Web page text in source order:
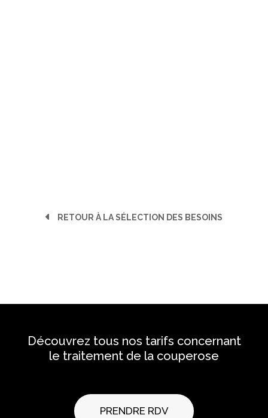
RETOUR À LA SÉLECTION DES BESOINS
Découvrez tous nos tarifs concernant
le traitement de la couperose
PRENDRE RDV